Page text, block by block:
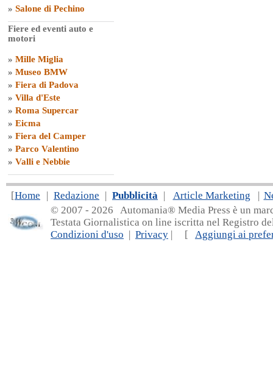
» Salone di Pechino
Fiere ed eventi auto e
motori
» Mille Miglia
» Museo BMW
» Fiera di Padova
» Villa d'Este
» Roma Supercar
» Eicma
» Fiera del Camper
» Parco Valentino
» Valli e Nebbie
[Home | Redazione | Pubblicità | Article Marketing |
© 2007 - 2026 Automania® Media Press è un
Testata Giornalistica on line iscritta nel Registro
Condizioni d'uso | Privacy | [ Aggiungi ai